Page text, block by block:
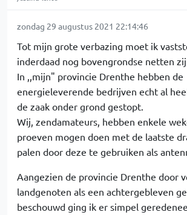
zondag 29 augustus 2021 22:14:46
Tot mijn grote verbazing moet ik
inderdaad nog bovengrondse netten
In ,,mijn" provincie Drenthe hebben de
energieleverende bedrijven echt al
de zaak onder grond gestopt.
Wij, zendamateurs, hebben enkele
proeven mogen doen met de laatste
palen door deze te gebruiken als
Aangezien de provincie Drenthe door
landgenoten als een achtergebleven
beschouwd ging ik er simpel